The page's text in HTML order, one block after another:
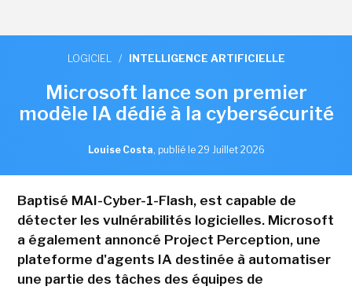
LOGICIEL / INTELLIGENCE ARTIFICIELLE
Microsoft lance son premier
modèle IA dédié à la cybersécurité
Louise Costa, publié le 29 Juillet 2026
Baptisé MAI-Cyber-1-Flash, est capable de
détecter les vulnérabilités logicielles. Microsoft
a également annoncé Project Perception, une
plateforme d'agents IA destinée à automatiser
une partie des tâches des équipes de